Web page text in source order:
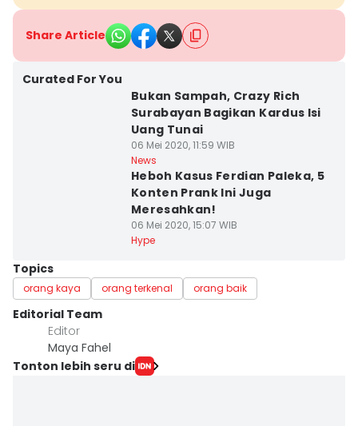
Share Article
Curated For You
Bukan Sampah, Crazy Rich
Surabayan Bagikan Kardus Isi
Uang Tunai
06 Mei 2020, 11:59 WIB
News
Heboh Kasus Ferdian Paleka, 5
Konten Prank Ini Juga
Meresahkan!
06 Mei 2020, 15:07 WIB
Hype
Topics
orang kaya orang terkenal orang baik
Editorial Team
Editor
Maya Fahel
Tonton lebih seru di